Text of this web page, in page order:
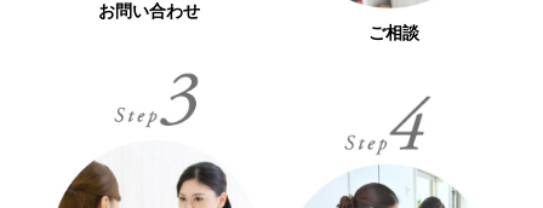
お問い合わせ
ご相談